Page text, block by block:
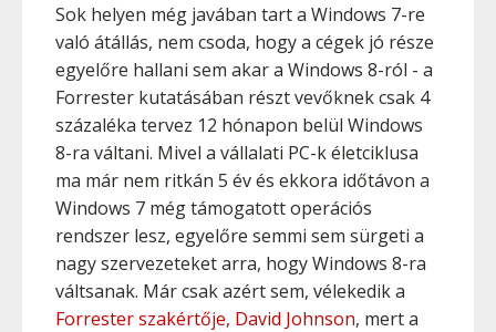
Sok helyen még javában tart a Windows 7-re
való átállás, nem csoda, hogy a cégek jó része
egyelőre hallani sem akar a Windows 8-ról - a
Forrester kutatásában részt vevőknek csak 4
százaléka tervez 12 hónapon belül Windows
8-ra váltani. Mivel a vállalati PC-k életciklusa
ma már nem ritkán 5 év és ekkora időtávon a
Windows 7 még támogatott operációs
rendszer lesz, egyelőre semmi sem sürgeti a
nagy szervezeteket arra, hogy Windows 8-ra
váltsanak. Már csak azért sem, vélekedik a
Forrester szakértője, David Johnson, mert a